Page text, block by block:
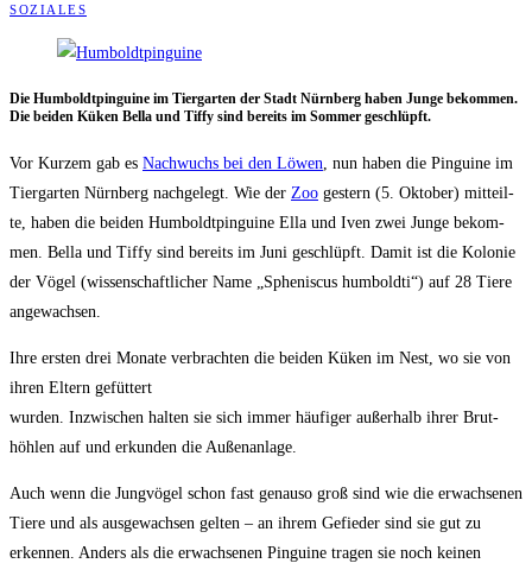
SOZIALES
Die Hum­boldt­pin­gui­ne im Tier­gar­ten der Stadt Nürn­berg haben Jun­ge bekom­men.
Die bei­den Küken Bel­la und Tiffy sind bereits im Som­mer geschlüpft.
Vor Kur­zem gab es Nach­wuchs bei den Löwen, nun haben die Pin­gui­ne im
Tier­gar­ten Nürn­berg nach­ge­legt. Wie der Zoo ges­tern (5. Okto­ber) mit­teil­
te, haben die bei­den Hum­boldt­pin­gui­ne Ella und Iven zwei Jun­ge bekom­
men. Bel­la und Tiffy sind bereits im Juni geschlüpft. Damit ist die Kolo­nie
der Vögel (wis­sen­schaft­li­cher Name „Sphe­nis­cus hum­bold­ti“) auf 28 Tie­re
angewachsen.
Ihre ers­ten drei Mona­te ver­brach­ten die bei­den Küken im Nest, wo sie von
ihren Eltern gefüt­tert
wur­den. Inzwi­schen hal­ten sie sich immer häu­fi­ger außer­halb ihrer Brut­
höh­len auf und erkun­den die Außenanlage.
Auch wenn die Jung­vö­gel schon fast genau­so groß sind wie die erwach­se­nen
Tie­re und als aus­ge­wach­sen gel­ten – an ihrem Gefie­der sind sie gut zu
erken­nen. Anders als die erwach­se­nen Pin­gui­ne tra­gen sie noch kei­nen